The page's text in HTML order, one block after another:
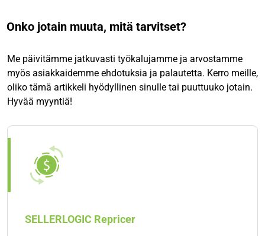
Onko jotain muuta, mitä tarvitset?
Me päivitämme jatkuvasti työkalujamme ja arvostamme
myös asiakkaidemme ehdotuksia ja palautetta. Kerro meille,
oliko tämä artikkeli hyödyllinen sinulle tai puuttuuko jotain.
Hyvää myyntiä!
SELLERLOGIC Repricer